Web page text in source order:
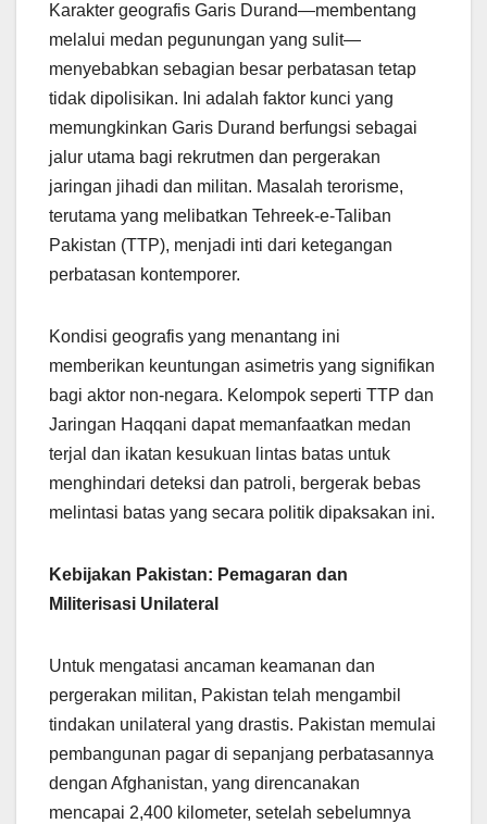
Karakter geografis Garis Durand—membentang
melalui medan pegunungan yang sulit—
menyebabkan sebagian besar perbatasan tetap
tidak dipolisikan. Ini adalah faktor kunci yang
memungkinkan Garis Durand berfungsi sebagai
jalur utama bagi rekrutmen dan pergerakan
jaringan jihadi dan militan. Masalah terorisme,
terutama yang melibatkan Tehreek-e-Taliban
Pakistan (TTP), menjadi inti dari ketegangan
perbatasan kontemporer.
Kondisi geografis yang menantang ini
memberikan keuntungan asimetris yang signifikan
bagi aktor non-negara. Kelompok seperti TTP dan
Jaringan Haqqani dapat memanfaatkan medan
terjal dan ikatan kesukuan lintas batas untuk
menghindari deteksi dan patroli, bergerak bebas
melintasi batas yang secara politik dipaksakan ini.
Kebijakan Pakistan: Pemagaran dan
Militerisasi Unilateral
Untuk mengatasi ancaman keamanan dan
pergerakan militan, Pakistan telah mengambil
tindakan unilateral yang drastis. Pakistan memulai
pembangunan pagar di sepanjang perbatasannya
dengan Afghanistan, yang direncanakan
mencapai 2,400 kilometer, setelah sebelumnya